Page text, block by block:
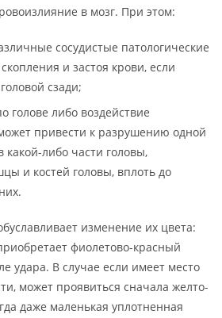
в мозг. При этом:
сосудистые патологические
и застоя крови, если
сзади;
голове либо воздействие
привести к разрушению одной
какой-либо части головы,
и костей головы, вплоть до
изменение их цвета:
фиолетово-красный
удара. В случае если имеет место
может проявиться сначала желто-
даже маленькая уплотненная